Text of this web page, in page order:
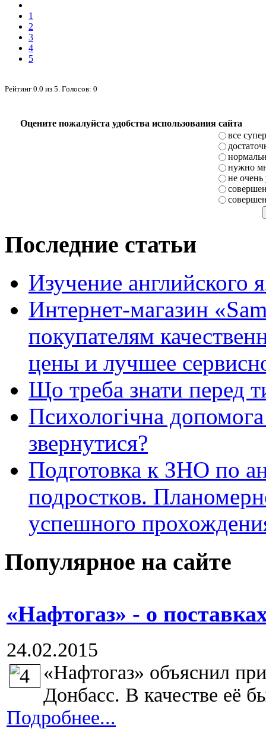
1
2
3
4
5
Рейтинг 0.0 из 5 . Голосов: 0
Оцените пожалуйста удобства использования сайта
все супер
нужно
не очень
Последние статьи
Изучение английского
Интернет-магазин
покупателям
цены и лучшее
Що треба знати перед
Психологічна
звернутися?
Подготовка к ЗНО по
подростков.
успешного
Популярное на сайте
«Нафтогаз» - о
24.02.2015
«Нафтогаз» объяснил
Донбасс. В качестве её
Подробнее...